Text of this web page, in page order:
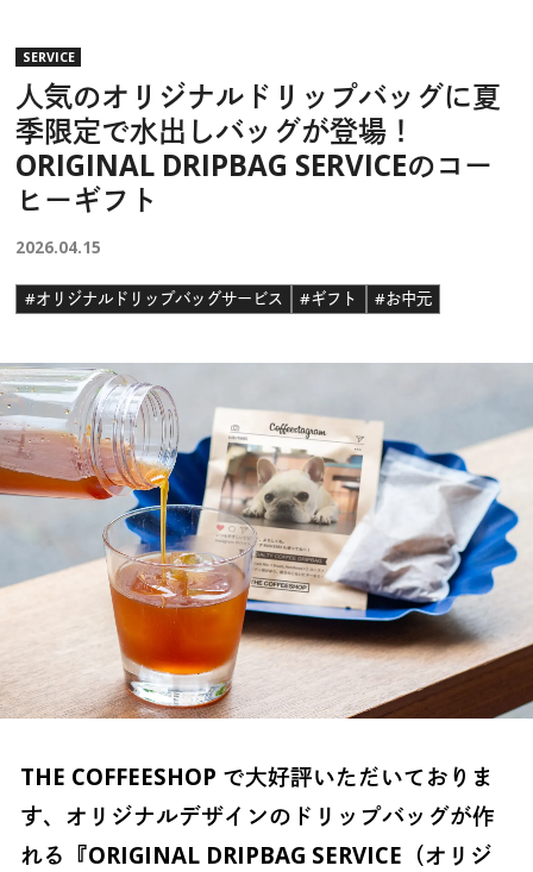
SERVICE
人気のオリジナルドリップバッグに夏
季限定で水出しバッグが登場！
ORIGINAL DRIPBAG SERVICEのコー
ヒーギフト
2026.04.15
#オリジナルドリップバッグサービス #ギフト #お中元
THE COFFEESHOP で大好評いただいておりま
す、オリジナルデザインのドリップバッグが作
れる『ORIGINAL DRIPBAG SERVICE（オリジ